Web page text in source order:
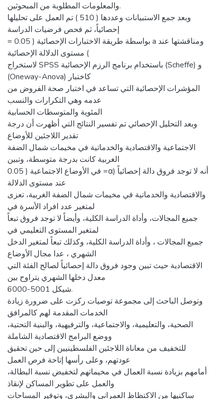
والمعلومات المطلوبة من المبحوثين.
وبعد جمع الاستبيانات وعددها ( 510 ) تم العمل على تحليلها
إحصائياً، ثم فحص فرضيات الدراسة
= 0.05 ) بواسطة طريقة الاختبارات الإحصائية a ومناقشتها عند
مستوى الدلالة الإحصائية (
لاستخراج SPSS باستخدام برنامج الرزم الإحصائية (Scheffe) و
(Oneway-Anova) كاختبار
المؤشرات الإحصائية التي تساعد في اختبار صحة الفروض من
عدمه وهي التكرارات والنسب
المئوية والمتوسطات الحسابية
وبعد التحليل الإحصائي تم تفسير النتائج التي أظهرت أن درجة
تقدير اللاجئين للأوضاع
الاجتماعية والاقتصادية والخدماتية في مخيمات شمال الضفة
الغربية كانت بدرجة متوسطة، وتبين
0.05 ) في الأوضاع الاجتماعية =α) أنه لا توجد فروق دالة إحصائياً
عند مستوى الدلالة
والاقتصادية والخدماتية في مخيمات شمال الضفة الغربية، تعزى
لمتغير عدد افراد الأسرة في
جميع المجالات، وأداة الدراسة الكلية، وأيضاً لا توجد فروق تبعاً
لمتغير المستوى التعليمي في
جميع المجالات ، وأداة الدراسة الكلية، وكذلك تبعاً لمتغير الدخل
الشهري ، عدا مجال الأوضاع
الاقتصادية حيث تبين وجود فروق دالة إحصائياً لصالح الفئة التي
معدل دخلها الشهري يتراوح بين
6000-5001 شيكل.
وتوصل الباحث إلى مجموعة توصيات ركزت على ضرورة زيادة
الخدمات المقدمة لهم كالمرافق
الصحية، والتعليمية، والاجتماعية، والترفيهية، والبنية التحتية،
ووضع البرامج الاقتصادية الشاملة
للتخفيف من معاناة اللاجئين الفلسطينيين إلى حين تحقيق
عودتهم، وعلى رأسها إتاحة فرص العمل
أمامهم بزيادة نسبة العمال في مخيماتهم لتخفيض نسبة البطالة،
والعمل على تطوير المساكن لإنقاذ
ساكنيها من الاكتظاظ العمراني والبشري، وتوفير المساحات